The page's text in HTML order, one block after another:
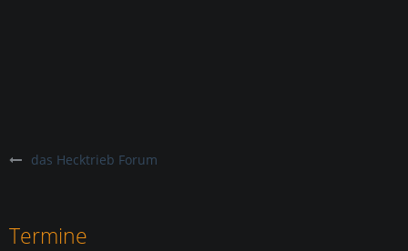
das Hecktrieb Forum
Termine